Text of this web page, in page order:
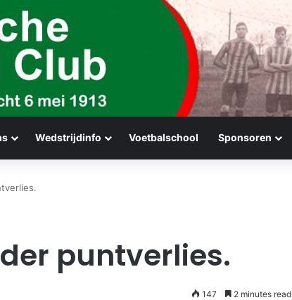
Wedstrijdinfo Voetbalschool Sponsoren
puntverlies.
147 2 minutes read